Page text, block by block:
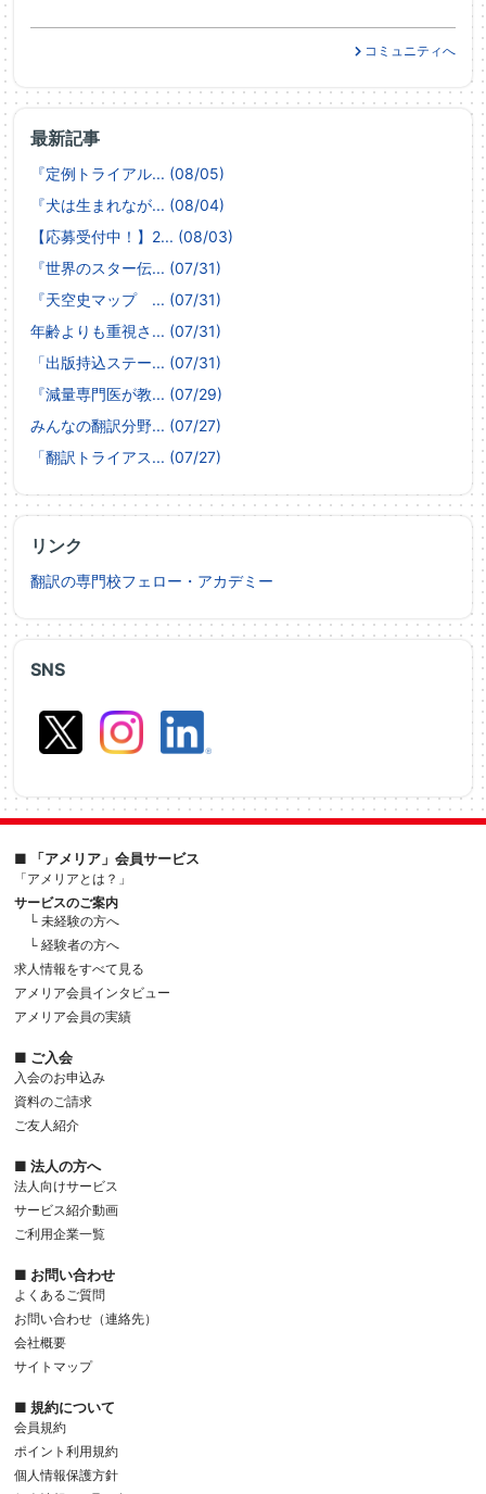
SNS
最新記事
『定例トライアル... (08/05)
『犬は生まれなが... (08/04)
【応募受付中！】2... (08/03)
『世界のスター伝... (07/31)
『天空史マップ ... (07/31)
年齢よりも重視さ... (07/31)
「出版持込ステー... (07/31)
『減量専門医が教... (07/29)
みんなの翻訳分野... (07/27)
「翻訳トライアス... (07/27)
リンク
翻訳の専門校フェロー・アカデミー
コミュニティへ
■ 「アメリア」会員サービス
「アメリアとは？」
サービスのご案内
└ 未経験の方へ
└ 経験者の方へ
求人情報をすべて見る
アメリア会員インタビュー
アメリア会員の実績
■ ご入会
入会のお申込み
資料のご請求
ご友人紹介
■ 法人の方へ
法人向けサービス
サービス紹介動画
ご利用企業一覧
■ お問い合わせ
よくあるご質問
お問い合わせ（連絡先）
会社概要
サイトマップ
■ 規約について
会員規約
ポイント利用規約
個人情報保護方針